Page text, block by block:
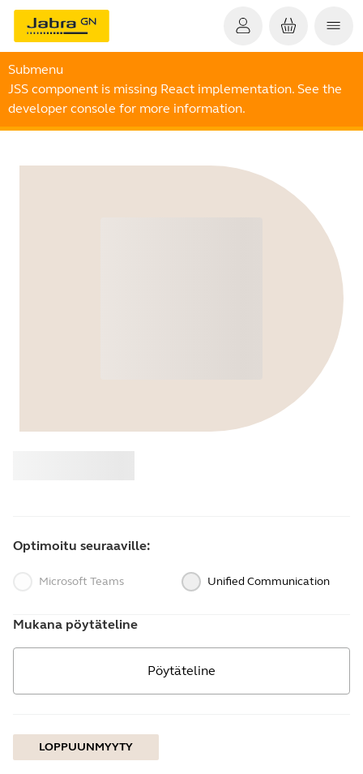
Submenu
JSS component is missing React implementation. See the
developer console for more information.
Optimoitu seuraaville:
Microsoft Teams Unified Communication
Mukana pöytäteline
Pöytäteline
LOPPUUNMYYTY